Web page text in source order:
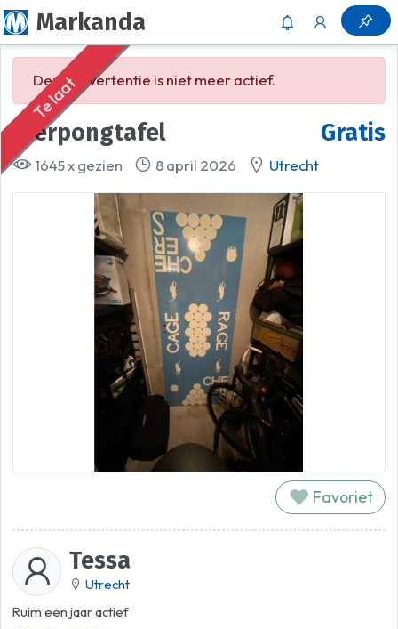
Markanda
Te laat
Deze advertentie is niet meer actief.
Gratis
Bierpongtafel
1645 x gezien 8 april 2026 Utrecht
Favoriet
Tessa
Utrecht
Ruim een jaar actief